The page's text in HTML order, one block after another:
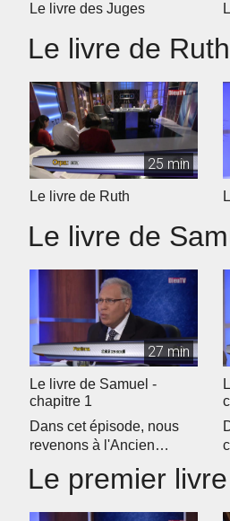
Le livre des Juges
Le livre de Ruth
25 min
Le livre de Ruth
Le livre de
27 min
Le livre de Samuel -
chapitre 1
Dans cet épisode, nous
revenons à l'Ancien
notre étud...
Le premier